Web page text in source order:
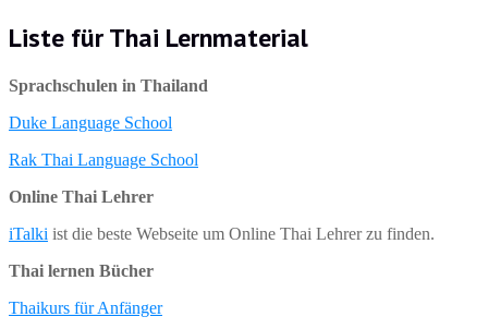
Liste für Thai Lernmaterial
Sprachschulen in Thailand
Duke Language School
Rak Thai Language School
Online Thai Lehrer
iTalki ist die beste Webseite um Online Thai Lehrer zu finden.
Thai lernen Bücher
Thaikurs für Anfänger